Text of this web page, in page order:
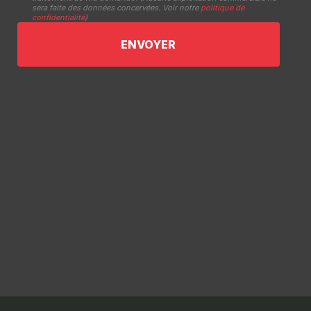
sera faite des données concervées. Voir notre politique de
confidentialité)